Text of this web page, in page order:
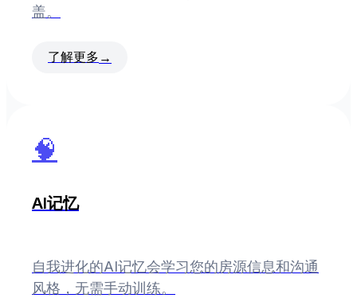
盖。
了解更多 →
🧠
AI记忆
自我进化的AI记忆会学习您的房源信息和沟通
风格，无需手动训练。